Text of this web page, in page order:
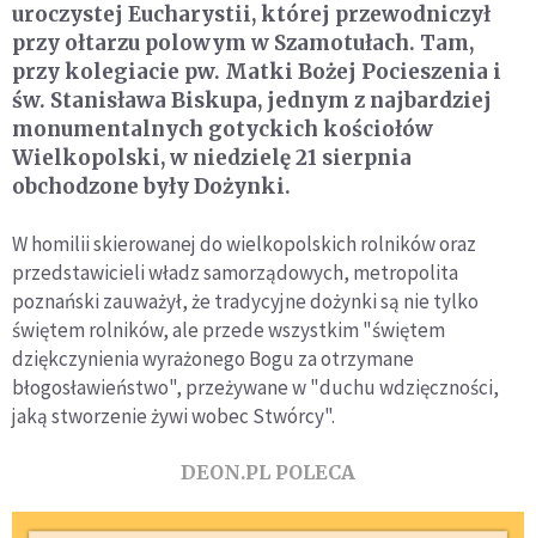
uroczystej Eucharystii, której przewodniczył
przy ołtarzu polowym w Szamotułach. Tam,
przy kolegiacie pw. Matki Bożej Pocieszenia i
św. Stanisława Biskupa, jednym z najbardziej
monumentalnych gotyckich kościołów
Wielkopolski, w niedzielę 21 sierpnia
obchodzone były Dożynki.
W homilii skierowanej do wielkopolskich rolników oraz
przedstawicieli władz samorządowych, metropolita
poznański zauważył, że tradycyjne dożynki są nie tylko
świętem rolników, ale przede wszystkim "świętem
dziękczynienia wyrażonego Bogu za otrzymane
błogosławieństwo", przeżywane w "duchu wdzięczności,
jaką stworzenie żywi wobec Stwórcy".
DEON.PL POLECA